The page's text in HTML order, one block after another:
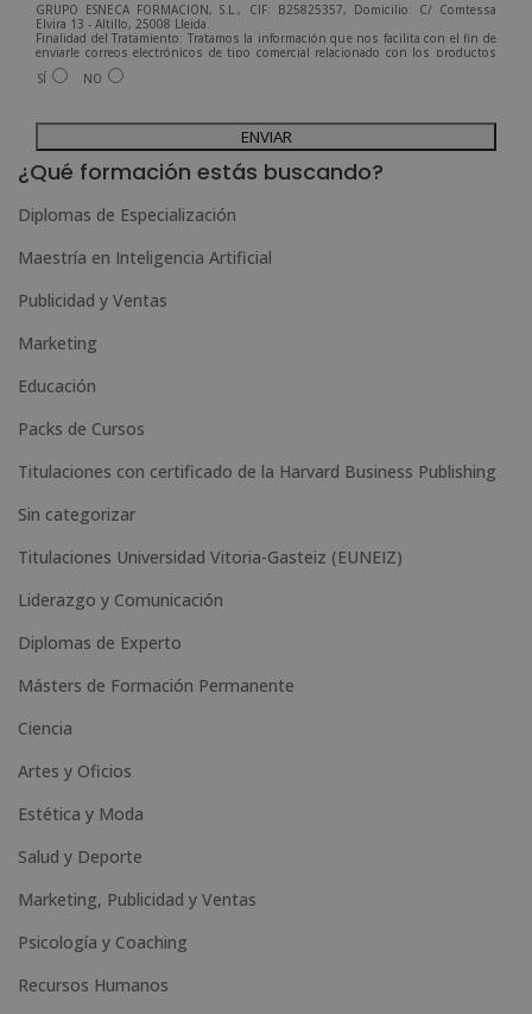
GRUPO ESNECA FORMACIÓN, S.L., CIF: B25825357, Domicilio: C/ Comtessa
Elvira 13 - Altillo, 25008 Lleida.
Finalidad del Tratamiento: Tratamos la información que nos facilita con el fin de
enviarle correos electrónicos de tipo comercial relacionado con los productos
ofrecidos y otros tipo de productos que fueran de su interés.
Legitimación del tratamiento: Consentimiento del interesado.
Para más información consulte nuestra Política de Privacidad.
Desea recibir información comercial (vía telefónica y/o email):
SÍ NO
A
l
e
r
n
i
v
e
¿Qué formación estás buscando?
Diplomas de Especialización
Maestría en Inteligencia Artificial
Publicidad y Ventas
Marketing
Educación
Packs de Cursos
Titulaciones con certificado de la Harvard Business Publishing
Sin categorizar
Titulaciones Universidad Vitoria-Gasteiz (EUNEIZ)
Liderazgo y Comunicación
Diplomas de Experto
Másters de Formación Permanente
Ciencia
Artes y Oficios
Estética y Moda
Salud y Deporte
Marketing, Publicidad y Ventas
Psicología y Coaching
Recursos Humanos